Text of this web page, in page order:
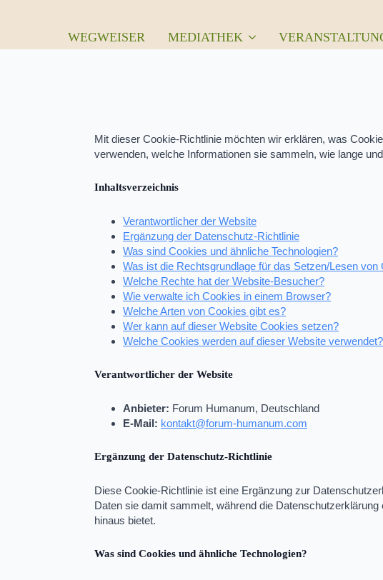
WEGWEISER MEDIATHEK
Mit dieser Cookie-Richtlinie möchten wir erklären, was
verwenden, welche Informationen sie sammeln, wie lange
Inhaltsverzeichnis
Verantwortlicher der Website
Ergänzung der Datenschutz-Richtlinie
Was sind Cookies und ähnliche Technologien?
Was ist die Rechtsgrundlage für das Setzen/Lesen von
Welche Rechte hat der Website-Besucher?
Wie verwalte ich Cookies in einem Browser?
Welche Arten von Cookies gibt es?
Wer kann auf dieser Website Cookies setzen?
Welche Cookies werden auf dieser Website verwendet?
Verantwortlicher der Website
Anbieter: Forum Humanum, Deutschland
E-Mail: kontakt@forum-humanum.com
Ergänzung der Datenschutz-Richtlinie
Diese Cookie-Richtlinie ist eine Ergänzung zur
Daten sie damit sammelt, während die
hinaus bietet.
Was sind Cookies und ähnliche Technologien?